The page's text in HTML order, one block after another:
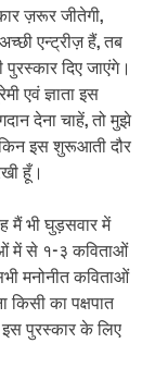
ज़रूर जीतेगी,
एन्ट्रीज़ हैं, तब
पुरस्कार दिए जाएंगे।
एवं ज्ञाता इस
देना चाहें, तो मुझे
इस शुरूआती दौर
हूँ।
मैं भी घुड़सवार में
में से १-३ कविताओं
मनोनीत कविताओं
किसी का पक्षपात
पुरस्कार के लिए